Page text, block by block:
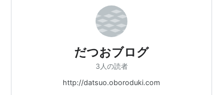
だつおブログ
3人の読者
http://datsuo.oboroduki.com